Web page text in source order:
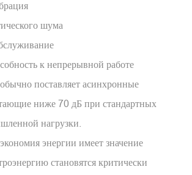
шума
к непрерывной работе
поставляет асинхронные
ниже 70 дБ при стандартных
нагрузки.
энергии имеет значение
становятся критически